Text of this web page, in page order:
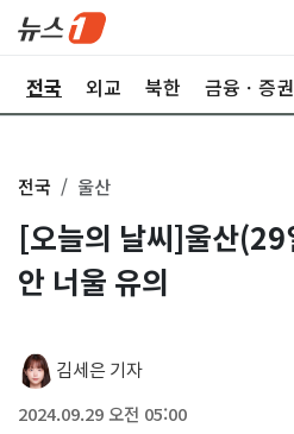
전국 외교 북한 금융ㆍ증권
전국 울산
[오늘의 날씨]울산
안 너울 유의
김세은 기자
2024.09.29 오전 05:00